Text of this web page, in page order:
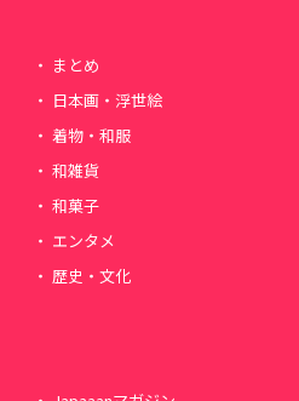
まとめ
日本画・浮世絵
着物・和服
和雑貨
和菓子
エンタメ
歴史・文化